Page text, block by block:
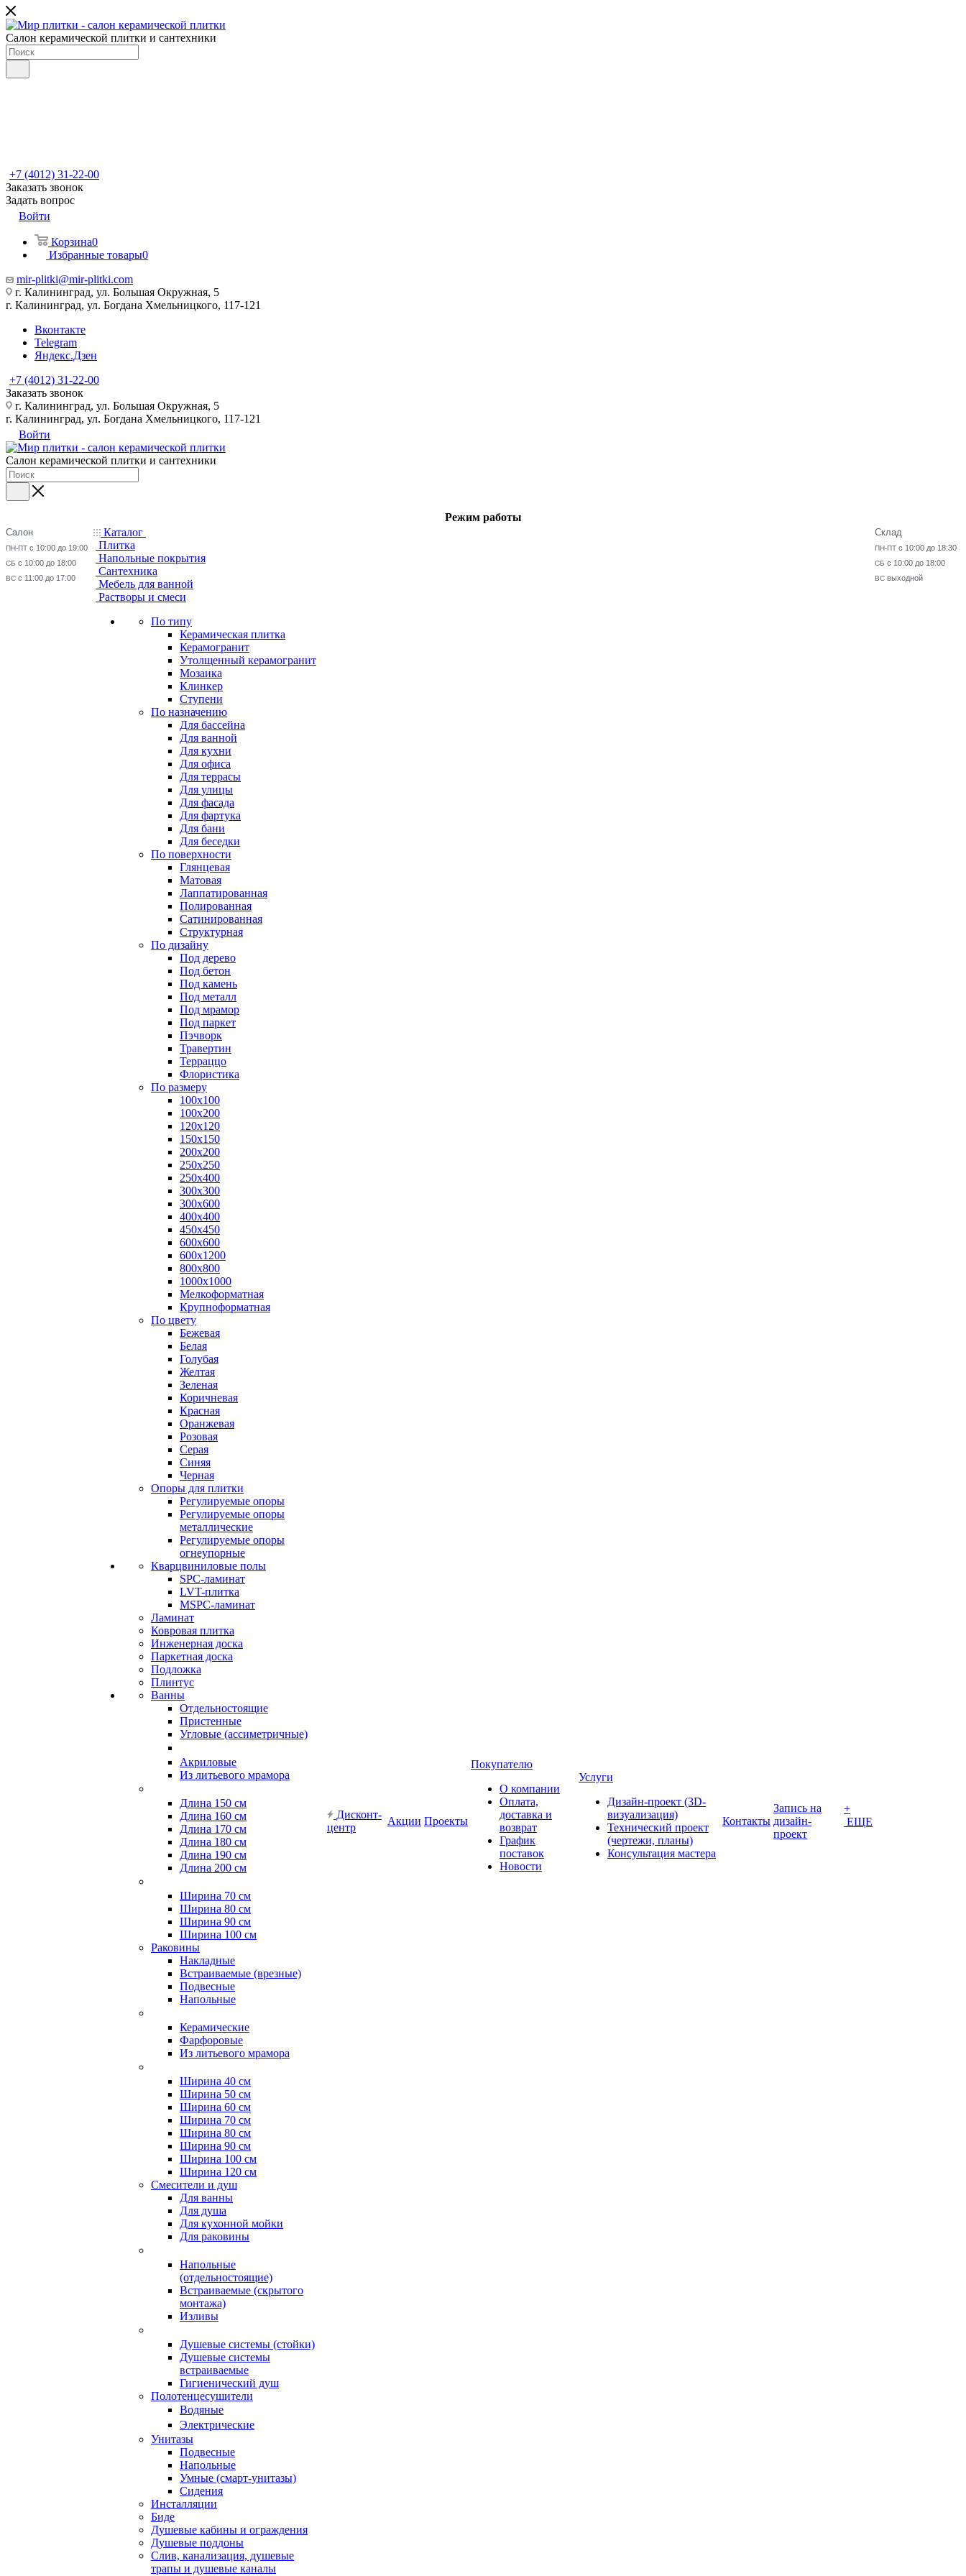
Салон керамической плитки и сантехники
+7 (4012) 31-22-00
Заказать звонок
Задать вопрос
Войти
Корзина0
Избранные товары0
mir-plitki@mir-plitki.com
г. Калининград, ул. Большая Окружная, 5
г. Калининград, ул. Богдана Хмельницкого, 117-121
Вконтакте
Telegram
Яндекс.Дзен
+7 (4012) 31-22-00
Заказать звонок
г. Калининград, ул. Большая Окружная, 5
г. Калининград, ул. Богдана Хмельницкого, 117-121
Войти
Салон керамической плитки и сантехники
Режим работы
Салон
ПН-ПТ с 10:00 до 19:00
СБ с 10:00 до 18:00
ВС с 11:00 до 17:00
Склад
ПН-ПТ с 10:00 до 18:30
СБ с 10:00 до 18:00
ВС выходной
Каталог
Плитка
Напольные покрытия
Сантехника
Мебель для ванной
Растворы и смеси
По типу
Керамическая плитка
Керамогранит
Утолщенный керамогранит
Мозаика
Клинкер
Ступени
По назначению
Для бассейна
Для ванной
Для кухни
Для офиса
Для террасы
Для улицы
Для фасада
Для фартука
Для бани
Для беседки
По поверхности
Глянцевая
Матовая
Лаппатированная
Полированная
Сатинированная
Структурная
По дизайну
Под дерево
Под бетон
Под камень
Под металл
Под мрамор
Под паркет
Пэчворк
Травертин
Терраццо
Флористика
По размеру
100х100
100х200
120х120
150х150
200х200
250х250
250х400
300х300
300х600
400х400
450х450
600х600
600х1200
800х800
1000х1000
Мелкоформатная
Крупноформатная
По цвету
Бежевая
Белая
Голубая
Желтая
Зеленая
Коричневая
Красная
Оранжевая
Розовая
Серая
Синяя
Черная
Опоры для плитки
Регулируемые опоры
Регулируемые опоры
металлические
Регулируемые опоры
огнеупорные
Кварцвиниловые полы
SPC-ламинат
LVT-плитка
MSPC-ламинат
Ламинат
Ковровая плитка
Инженерная доска
Паркетная доска
Подложка
Плинтус
Ванны
Отдельностоящие
Пристенные
Угловые (ассиметричные)
Акриловые
Из литьевого мрамора
Длина 150 см
Длина 160 см
Длина 170 см
Длина 180 см
Длина 190 см
Длина 200 см
Ширина 70 см
Ширина 80 см
Ширина 90 см
Ширина 100 см
Раковины
Накладные
Встраиваемые (врезные)
Подвесные
Напольные
Керамические
Фарфоровые
Из литьевого мрамора
Ширина 40 см
Ширина 50 см
Ширина 60 см
Ширина 70 см
Ширина 80 см
Ширина 90 см
Ширина 100 см
Ширина 120 см
Смесители и душ
Для ванны
Для душа
Для кухонной мойки
Для раковины
Напольные
(отдельностоящие)
Встраиваемые (скрытого
монтажа)
Изливы
Душевые системы (стойки)
Душевые системы
встраиваемые
Гигиенический душ
Полотенцесушители
ㅤВодяные
ㅤЭлектрические
Унитазы
Подвесные
Напольные
Умные (смарт-унитазы)
Сидения
Инсталляции
Биде
Душевые кабины и ограждения
Душевые поддоны
Слив, канализация, душевые
трапы и душевые каналы
Дисконт-
центр
Акции Проекты
Покупателю
О компании
Оплата,
доставка и
возврат
График
поставок
Новости
Услуги
Дизайн-проект (3D-
визуализация)
Технический проект
(чертежи, планы)
Консультация мастера
Контакты
Запись на
дизайн-
проект
+
ЕЩЕ